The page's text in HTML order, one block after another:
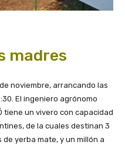
madres
noviembre, arrancando las
El ingeniero agrónomo
tiene un vivero con capacidad
de la cuales destinan 3
yerba mate, y un millón a